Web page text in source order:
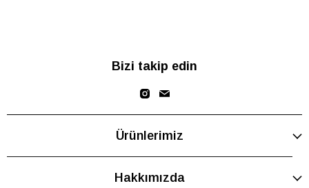
Bizi takip edin
Ürünlerimiz
Hakkımızda